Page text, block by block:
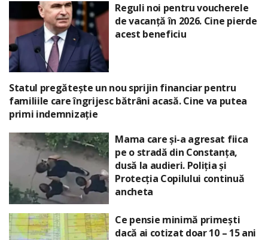
Reguli noi pentru voucherele
de vacanță în 2026. Cine pierde
acest beneficiu
Statul pregătește un nou sprijin financiar pentru
familiile care îngrijesc bătrâni acasă. Cine va putea
primi indemnizație
Mama care și-a agresat fiica
pe o stradă din Constanța,
dusă la audieri. Poliția și
Protecția Copilului continuă
ancheta
Ce pensie minimă primești
dacă ai cotizat doar 10 – 15 ani